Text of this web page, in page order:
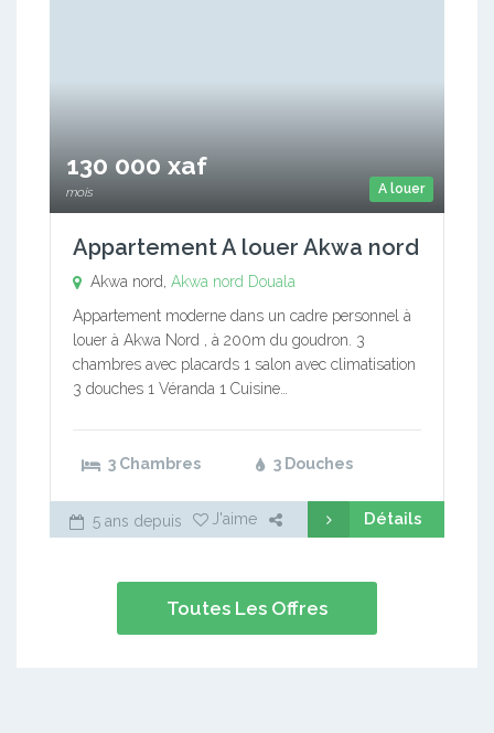
A louer
130 000 xaf
mois
Appartement A louer Akwa nord
Akwa nord, Akwa nord Douala
Appartement moderne dans un cadre personnel à
louer à Akwa Nord , à 200m du goudron. 3
chambres avec placards 1 salon avec climatisation
3 douches 1 Véranda 1 Cuisine…
3 Chambres 3 Douches
5 ans depuis J'aime Détails
Toutes Les Offres